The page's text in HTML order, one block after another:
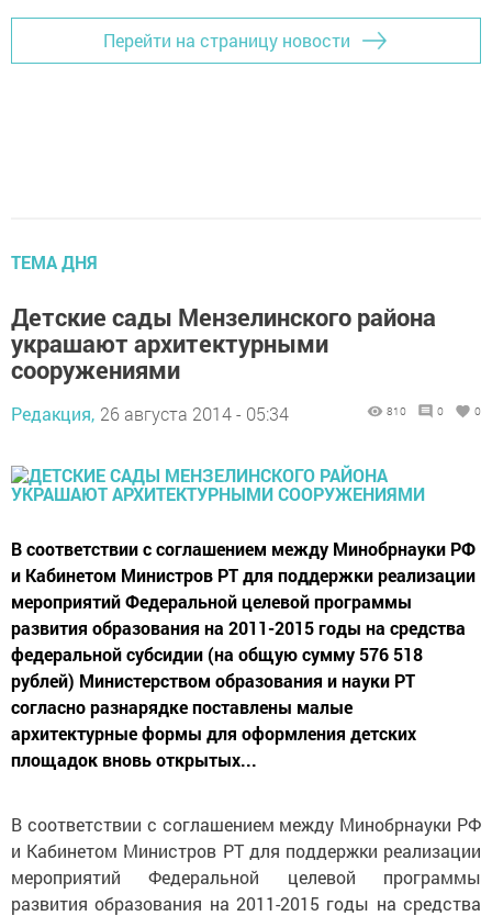
Перейти на страницу новости
ТЕМА ДНЯ
Детские сады Мензелинского района
украшают архитектурными
сооружениями
Редакция, 26 августа 2014 - 05:34 810 0 0
В соответствии с соглашением между Минобрнауки РФ
и Кабинетом Министров РТ для поддержки реализации
мероприятий Федеральной целевой программы
развития образования на 2011-2015 годы на средства
федеральной субсидии (на общую сумму 576 518
рублей) Министерством образования и науки РТ
согласно разнарядке поставлены малые
архитектурные формы для оформления детских
площадок вновь открытых...
В соответствии с соглашением между Минобрнауки РФ
и Кабинетом Министров РТ для поддержки реализации
мероприятий Федеральной целевой программы
развития образования на 2011-2015 годы на средства